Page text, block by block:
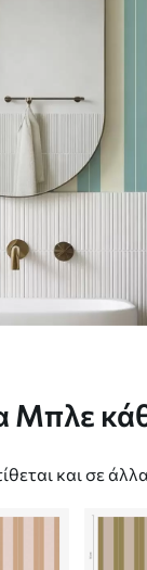
και σε